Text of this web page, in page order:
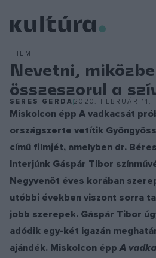
FILM
Nevetni,
összeszorul a
SERES GERDA2020. FEBRUÁR 11.
Miskolcon épp A vadkacsát
országszerte vetítik
című filmjét, amelyben dr.
Interjúnk Gáspár Tibor
Negyvenöt éves korában
utóbbi években viszont sorra
jobb szerepek. Gáspár Tibor
adódik egy-két igazán
ajándék. Miskolcon éppA